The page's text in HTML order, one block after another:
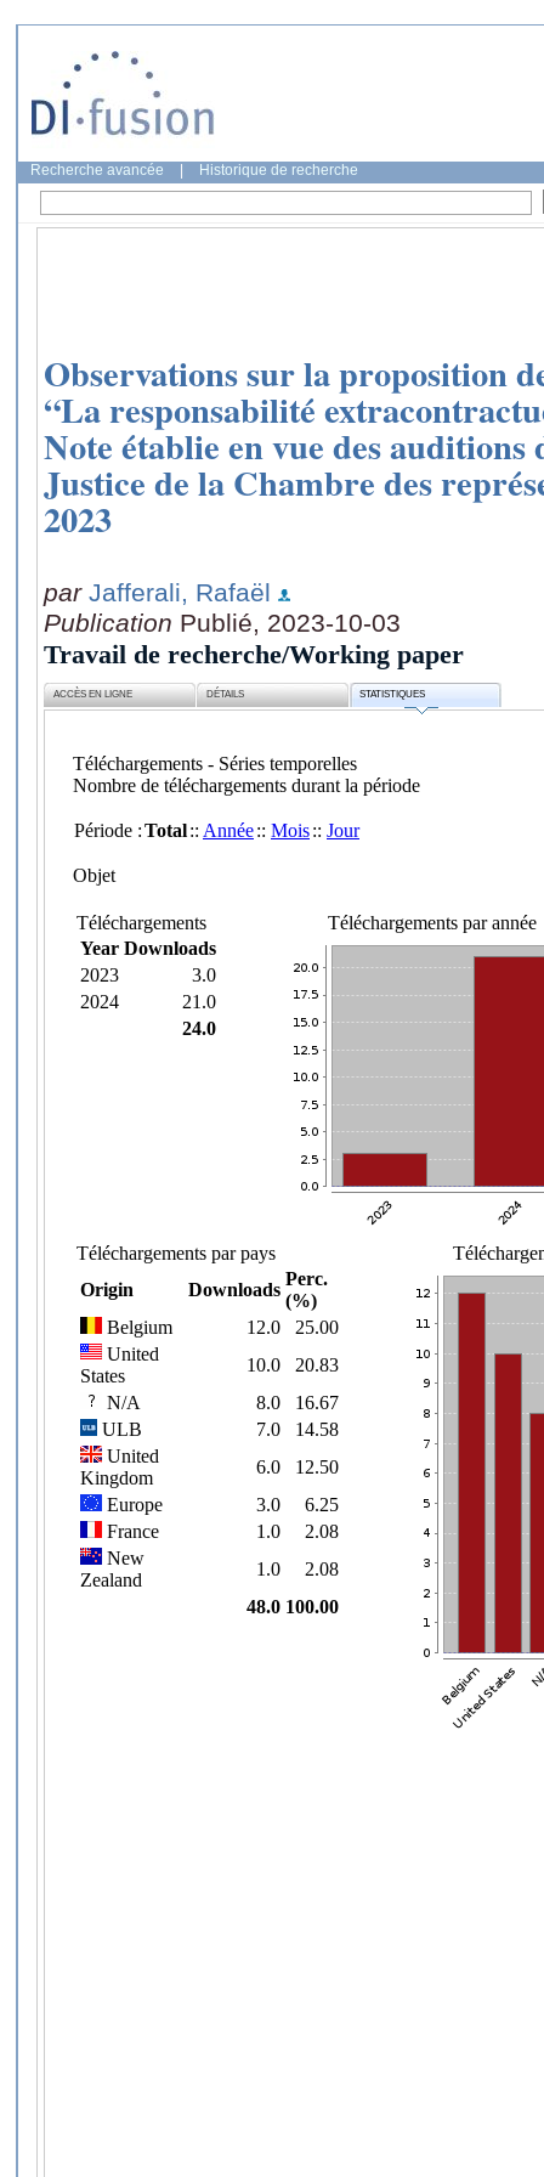
Recherche avancée Historique de recherche
Observations sur la proposition
“La responsabilité
Note établie en vue des
Justice de la Chambre des
2023
par Jafferali, Rafaël
Publication Publié, 2023-10-03
Travail de recherche/Working paper
ACCÈS EN LIGNE DÉTAILS STATISTIQUES